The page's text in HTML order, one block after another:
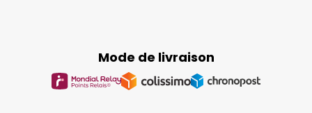
Mode de livraison